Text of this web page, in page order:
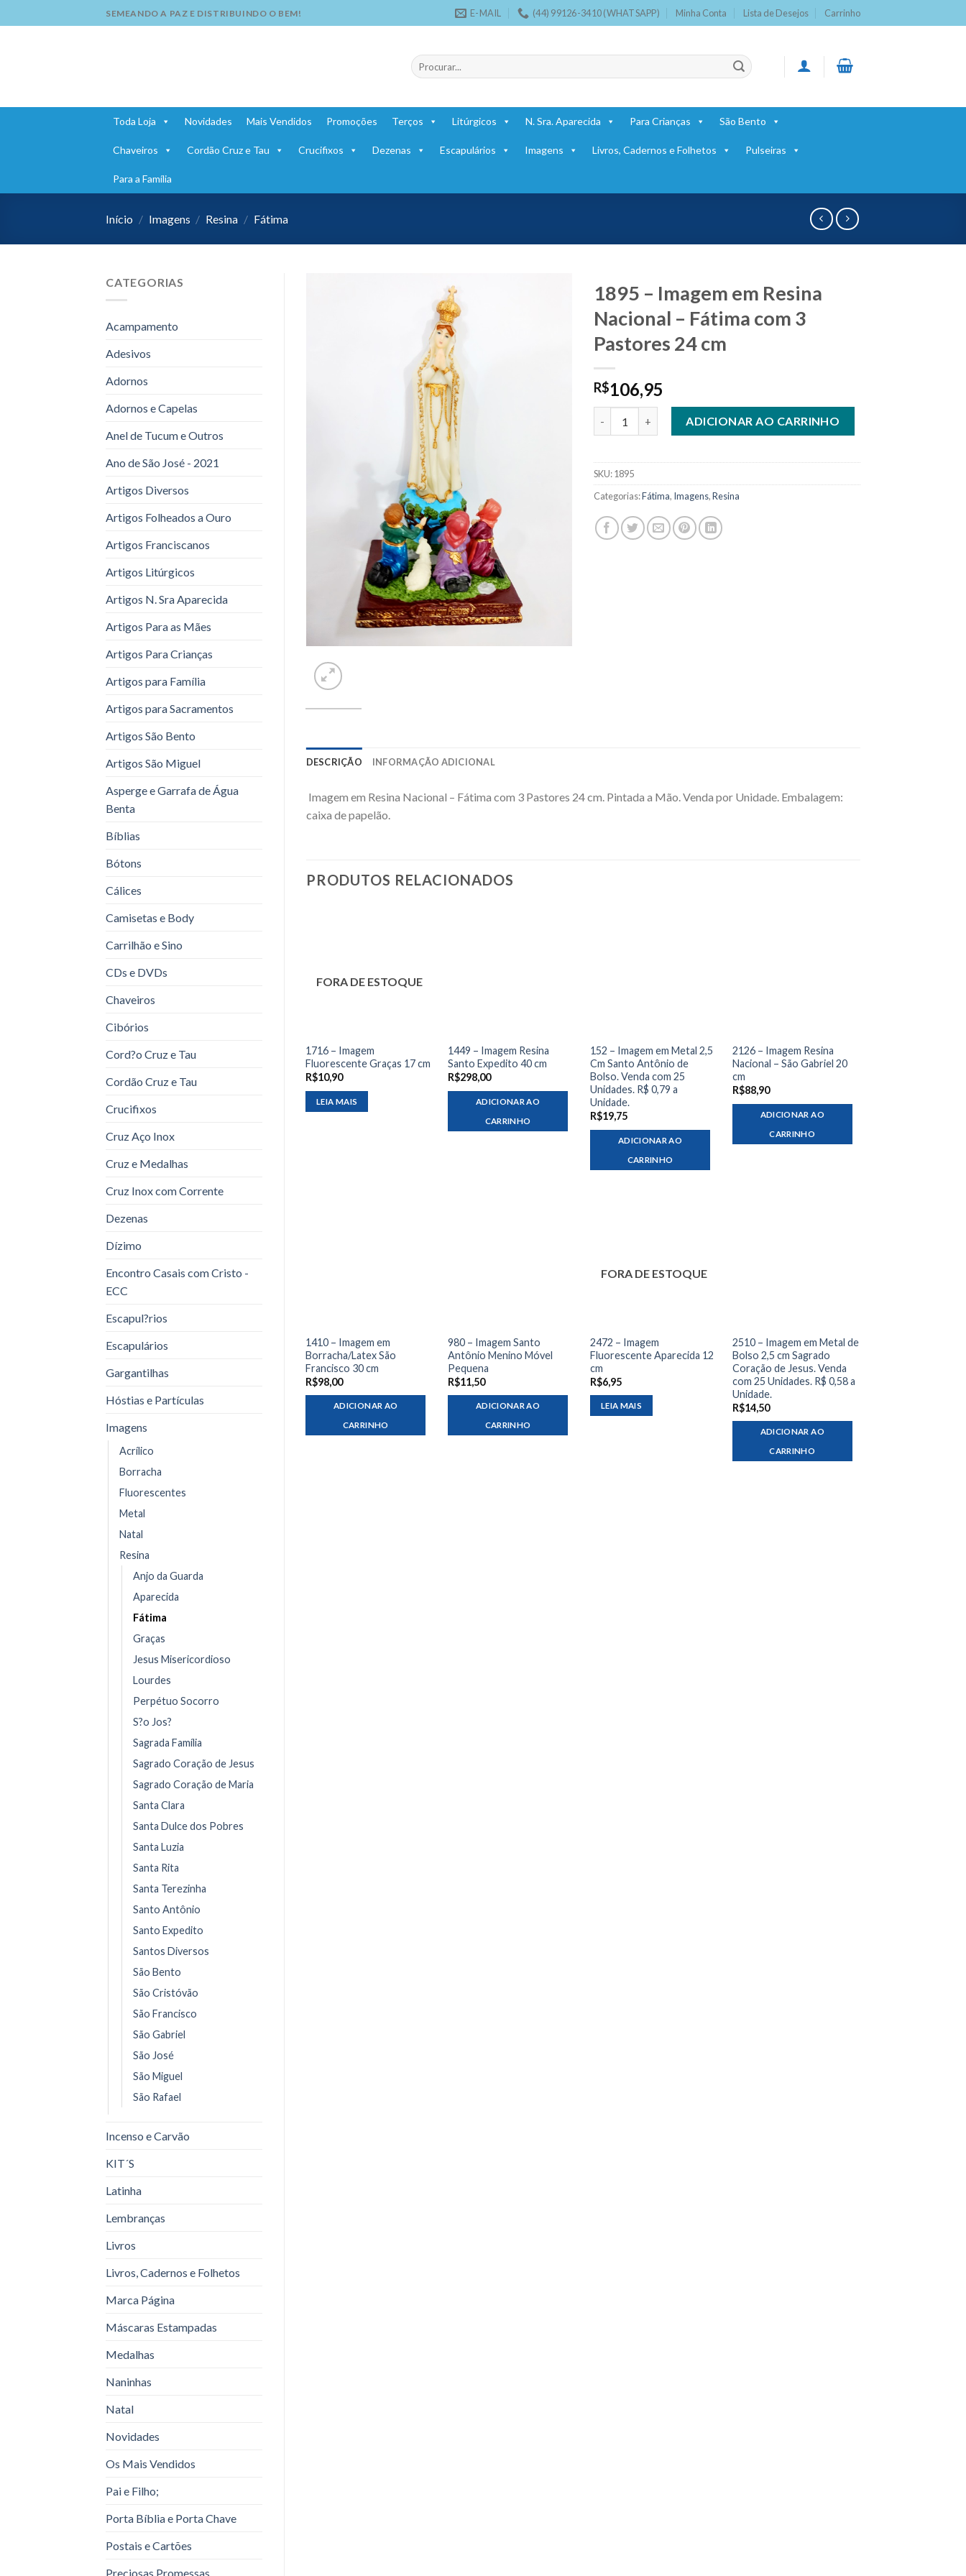
to
SEMEANDO A PAZ E DISTRIBUINDO O BEM! E-MAIL (44) 99126-3410 (WHATSAPP) Minha Conta Lista de Desejos Carrinho
Pesquisar
por:
Toda Loja Novidades Mais Vendidos Promoções Terços Litúrgicos N. Sra. Aparecida Para Crianças São Bento
Chaveiros Cordão Cruz e Tau Crucifixos Dezenas Escapulários Imagens Livros, Cadernos e Folhetos Pulseiras
Para a Família
Início / Imagens / Resina / Fátima
CATEGORIAS
Acampamento
Adesivos
Adornos
Adornos e Capelas
Anel de Tucum e Outros
Ano de São José - 2021
Artigos Diversos
Artigos Folheados a Ouro
Artigos Franciscanos
Artigos Litúrgicos
Artigos N. Sra Aparecida
Artigos Para as Mães
Artigos Para Crianças
Artigos para Família
Artigos para Sacramentos
Artigos São Bento
Artigos São Miguel
Asperge e Garrafa de Água
Benta
Bíblias
Bótons
Cálices
Camisetas e Body
Carrilhão e Sino
CDs e DVDs
Chaveiros
Cibórios
Cord?o Cruz e Tau
Cordão Cruz e Tau
Crucifixos
Cruz Aço Inox
Cruz e Medalhas
Cruz Inox com Corrente
Dezenas
Dízimo
Encontro Casais com Cristo -
ECC
Escapul?rios
Escapulários
Gargantilhas
Hóstias e Partículas
Imagens
Acrílico
Borracha
Fluorescentes
Metal
Natal
Resina
Anjo da Guarda
Aparecida
Fátima
Graças
Jesus Misericordioso
Lourdes
Perpétuo Socorro
S?o Jos?
Sagrada Família
Sagrado Coração de Jesus
Sagrado Coração de Maria
Santa Clara
Santa Dulce dos Pobres
Santa Luzia
Santa Rita
Santa Terezinha
Santo Antônio
Santo Expedito
Santos Diversos
São Bento
São Cristóvão
São Francisco
São Gabriel
São José
São Miguel
São Rafael
Incenso e Carvão
KIT´S
Latinha
Lembranças
Livros
Livros, Cadernos e Folhetos
Marca Página
Máscaras Estampadas
Medalhas
Naninhas
Natal
Novidades
Os Mais Vendidos
Pai e Filho;
Porta Bíblia e Porta Chave
Postais e Cartões
Preciosas Promessas
1895 – Imagem em Resina
Nacional – Fátima com 3
Pastores 24 cm
R$106,95
ADICIONAR AO CARRINHO
SKU:1895
Categorias:Fátima, Imagens,Resina
DESCRIÇÃO INFORMAÇÃO ADICIONAL
Imagem em Resina Nacional – Fátima com 3 Pastores 24 cm. Pintada a Mão. Venda por Unidade. Embalagem:
caixa de papelão.
PRODUTOS RELACIONADOS
FORA DE ESTOQUE
1716 – Imagem
Fluorescente Graças 17 cm
R$10,90
LEIA MAIS
1449 – Imagem Resina
Santo Expedito 40 cm
R$298,00
ADICIONAR AO
CARRINHO
152 – Imagem em Metal 2,5
Cm Santo Antônio de
Bolso. Venda com 25
Unidades. R$ 0,79 a
Unidade.
R$19,75
ADICIONAR AO
CARRINHO
2126 – Imagem Resina
Nacional – São Gabriel 20
cm
R$88,90
ADICIONAR AO
CARRINHO
1410 – Imagem em
Borracha/Latex São
Francisco 30 cm
R$98,00
ADICIONAR AO
CARRINHO
980 – Imagem Santo
Antônio Menino Móvel
Pequena
R$11,50
ADICIONAR AO
CARRINHO
FORA DE ESTOQUE
2472 – Imagem
Fluorescente Aparecida 12
cm
R$6,95
LEIA MAIS
2510 – Imagem em Metal de
Bolso 2,5 cm Sagrado
Coração de Jesus. Venda
com 25 Unidades. R$ 0,58 a
Unidade.
R$14,50
ADICIONAR AO
CARRINHO